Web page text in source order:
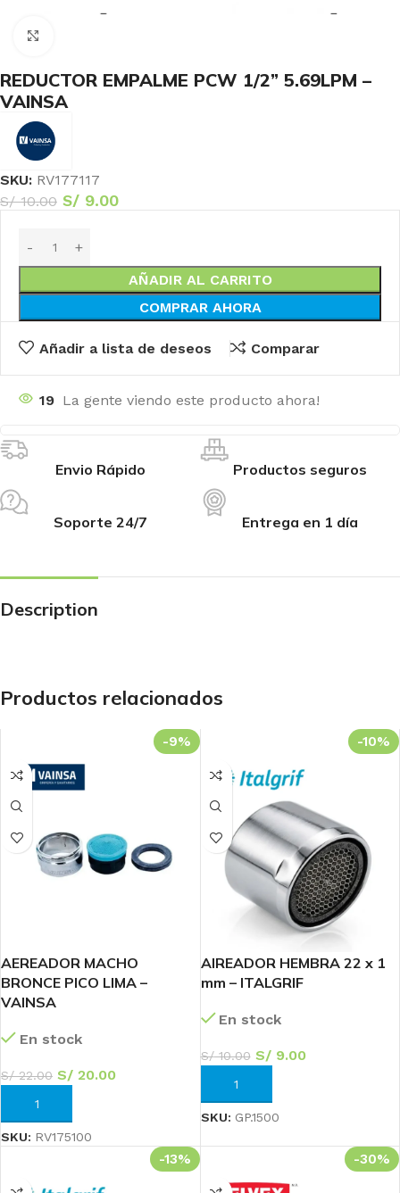
REDUCTOR EMPALME PCW 1/2” 5.69LPM –
VAINSA
SKU: RV177117
S/10.00 S/ 9.00
AÑADIR AL CARRITO
COMPRAR AHORA
Añadir a lista de deseos Comparar
19 La gente viendo este producto ahora!
Envio Rápido Productos seguros
Soporte 24/7 Entrega en 1 día
Description
Productos relacionados
-9%
AEREADOR MACHO
BRONCE PICO LIMA –
VAINSA
En stock
S/22.00 S/ 20.00
AÑADIR AL CARRITO
SKU: RV175100
-10%
AIREADOR HEMBRA 22 x 1
mm – ITALGRIF
En stock
S/10.00 S/9.00
AÑADIR AL CARRITO
SKU: GP.1500
-13% -30%